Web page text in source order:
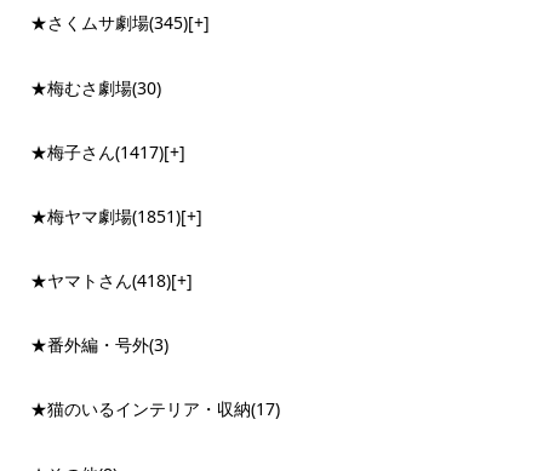
★さくムサ劇場(345)[+]
★梅むさ劇場(30)
★梅子さん(1417)[+]
★梅ヤマ劇場(1851)[+]
★ヤマトさん(418)[+]
★番外編・号外(3)
★猫のいるインテリア・収納(17)